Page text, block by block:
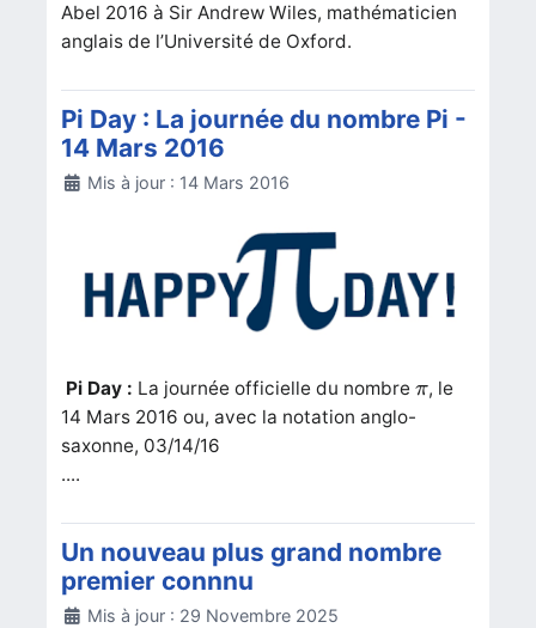
Abel 2016 à Sir Andrew Wiles, mathématicien
anglais de l’Université de Oxford.
Pi Day : La journée du nombre Pi -
14 Mars 2016
DétailsMis à jour : 14 Mars 2016
Pi Day : La journée officielle du nombreπ
π, le
14 Mars 2016 ou, avec la notation anglo-
saxonne, 03/14/16
....
Un nouveau plus grand nombre
premier connnu
DétailsMis à jour : 29 Novembre 2025